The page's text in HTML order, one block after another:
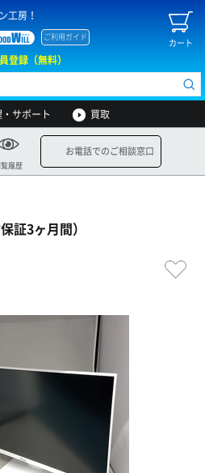
工房！
カート
ご利用ガイド
登録（無料）
サポート 買取
履歴
お電話でのご相談窓口
証3ヶ月間）